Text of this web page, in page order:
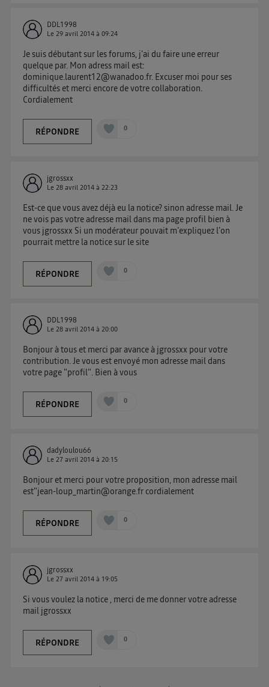
DDL1998
Le29 avril 2014 à09:24
Je suis débutant sur les forums, j'ai du faire une erreur
quelque par. Mon adress mail est:
dominique.laurent12@wanadoo.fr. Excuser moi pour ses
difficultés et merci encore de votre collaboration.
Cordialement
RÉPONDRE 0
jgrossxx
Le28 avril 2014 à22:23
Est-ce que vous avez déjà eu la notice? sinon adresse mail. Je
ne vois pas votre adresse mail dans ma page profil bien à
vous jgrossxx Si un modérateur pouvait m'expliquez l'on
pourrait mettre la notice sur le site
RÉPONDRE 0
DDL1998
Le28 avril 2014 à20:00
Bonjour à tous et merci par avance à jgrossxx pour votre
contribution. Je vous est envoyé mon adresse mail dans
votre page "profil". Bien à vous
RÉPONDRE 0
dadyloulou66
Le27 avril 2014 à20:15
Bonjour et merci pour votre proposition, mon adresse mail
est"jean-loup_martin@orange.fr cordialement
RÉPONDRE 0
jgrossxx
Le27 avril 2014 à 19:05
Si vous voulez la notice , merci de me donner votre adresse
mail jgrossxx
RÉPONDRE 0